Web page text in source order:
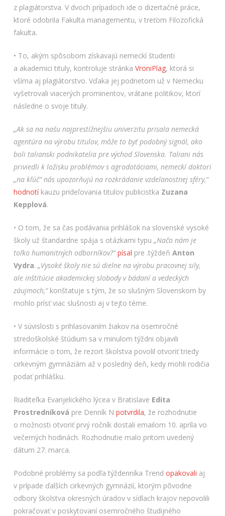
z plagiátorstva. V dvoch prípadoch ide o dizertačné práce,
ktoré odobrila Fakulta managementu, v treťom Filozofická
fakulta.
• To, akým spôsobom získavajú nemeckí študenti
a akademici tituly, kontroluje stránka VroniPlag, ktorá si
všíma aj plagiátorstvo. Vďaka jej podnetom už v Nemecku
vyšetrovali viacerých prominentov, vrátane politikov, ktorí
následne o svoje tituly.
„Ak sa na našu najprestížnejšiu univerzitu prisala nemecká
agentúra na výrobu titulov, môže to byť podobný signál, ako
boli talianski podnikatelia pre východ Slovenska. Taliani nás
priviedli k ložisku problémov s agrodotáciami, nemeckí doktori
„na kľúč“ nás upozorňujú na rozkrádanie vzdelanostnej sféry,“
hodnotíkauzu prideľovania titulov publicistka Zuzana
Kepplová.
• O tom, že sa čas podávania prihlášok na slovenské vysoké
školy už štandardne spája s otázkami typu „Načo nám je
toľko humanitných odborníkov?“ písal pre .týždeň Anton
Vydra. „Vysoké školy nie sú dielne na výrobu pracovnej sily,
ale inštitúcie akademickej slobody v bádaní a vedeckých
záujmoch,“konštatuje s tým, že so slušným Slovenskom by
mohlo prísť viac slušnosti aj v tejto téme.
• V súvislosti s prihlasovaním žiakov na osemročné
stredoškolské štúdium sa v minulom týždni objavili
informácie o tom, že rezort školstva povolil otvoriť triedy
cirkevným gymnáziám až v posledný deň, kedy mohli rodičia
podať prihlášku.
Riaditeľka Evanjelického lýcea v Bratislave Edita
Prostredníková pre Denník N potvrdila, že rozhodnutie
o možnosti otvoriť prvý ročník dostali emailom 10. apríla vo
večerných hodinách. Rozhodnutie malo pritom uvedený
dátum 27. marca.
Podobné problémy sa podľa týždenníka Trend opakovali aj
v prípade ďalších cirkevných gymnázií, ktorým pôvodne
odbory školstva okresných úradov v sídlach krajov nepovolili
pokračovať v poskytovaní osemročného študijného